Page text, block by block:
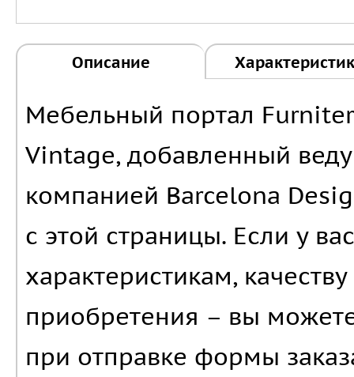
Описание
Мебельный портал
Vintage, добавленный
компанией Barcelona
с этой страницы. Если у
характеристикам,
приобретения – вы
при отправке формы